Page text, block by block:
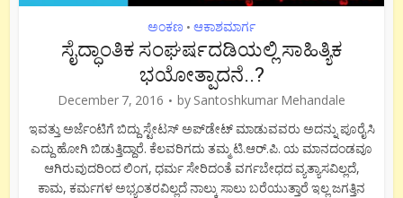
ಅಂಕಣ • ಆಕಾಶಮಾರ್ಗ
ಸೈದ್ಧಾಂತಿಕ ಸಂಘರ್ಷದಡಿಯಲ್ಲಿ ಸಾಹಿತ್ಯಿಕ
ಭಯೋತ್ಪಾದನೆ..?
December 7, 2016 by Santoshkumar Mehandale
ಇವತ್ತು ಅರ್ಜೆಂಟಿಗೆ ಬಿದ್ದು ಸ್ಟೇಟಸ್ ಅಪ್‍ಡೇಟ್ ಮಾಡುವವರು ಅದನ್ನು ಪೂರೈಸಿ
ಎದ್ದು ಹೋಗಿ ಬಿಡುತ್ತಿದ್ದಾರೆ. ಕೆಲವರಿಗದು ತಮ್ಮ ಟಿ.ಆರ್.ಪಿ. ಯ ಮಾನದಂಡವೂ
ಆಗಿರುವುದರಿಂದ ಲಿಂಗ, ಧರ್ಮ ಸೇರಿದಂತೆ ವರ್ಗಬೇಧದ ವ್ಯತ್ಯಾಸವಿಲ್ಲದೆ,
ಕಾಮ, ಕರ್ಮಗಳ ಅಭ್ಯಂತರವಿಲ್ಲದೆ ನಾಲ್ಕು ಸಾಲು ಬರೆಯುತ್ತಾರೆ ಇಲ್ಲ ಜಗತ್ತಿನ